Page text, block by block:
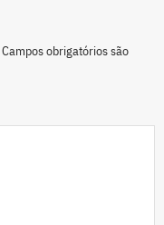
Campos obrigatórios são